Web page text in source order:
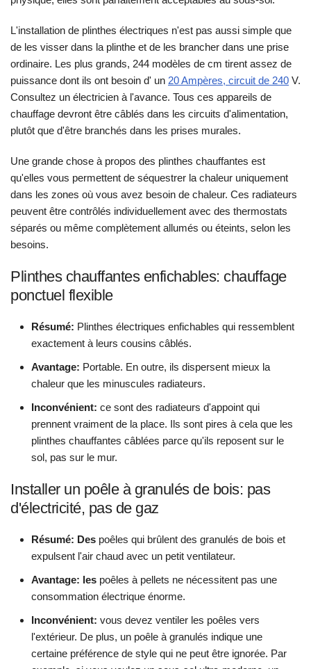
L'installation de plinthes électriques n'est pas aussi simple que
de les visser dans la plinthe et de les brancher dans une prise
ordinaire. Les plus grands, 244 modèles de cm tirent assez de
puissance dont ils ont besoin d' un 20 Ampères, circuit de 240 V.
Consultez un électricien à l'avance. Tous ces appareils de
chauffage devront être câblés dans les circuits d'alimentation,
plutôt que d'être branchés dans les prises murales.
Une grande chose à propos des plinthes chauffantes est
qu'elles vous permettent de séquestrer la chaleur uniquement
dans les zones où vous avez besoin de chaleur. Ces radiateurs
peuvent être contrôlés individuellement avec des thermostats
séparés ou même complètement allumés ou éteints, selon les
besoins.
Plinthes chauffantes enfichables: chauffage
ponctuel flexible
Résumé: Plinthes électriques enfichables qui ressemblent
exactement à leurs cousins câblés.
Avantage: Portable. En outre, ils dispersent mieux la
chaleur que les minuscules radiateurs.
Inconvénient: ce sont des radiateurs d'appoint qui
prennent vraiment de la place. Ils sont pires à cela que les
plinthes chauffantes câblées parce qu'ils reposent sur le
sol, pas sur le mur.
Installer un poêle à granulés de bois: pas
d'électricité, pas de gaz
Résumé: Des poêles qui brûlent des granulés de bois et
expulsent l'air chaud avec un petit ventilateur.
Avantage: les poêles à pellets ne nécessitent pas une
consommation électrique énorme.
Inconvénient: vous devez ventiler les poêles vers
l'extérieur. De plus, un poêle à granulés indique une
certaine préférence de style qui ne peut être ignorée. Par